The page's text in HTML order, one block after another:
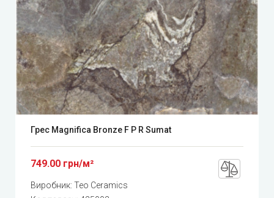
Грес Magnifica Bronze F P R Sumat
749.00 грн/м²
Виробник: Teo Ceramics